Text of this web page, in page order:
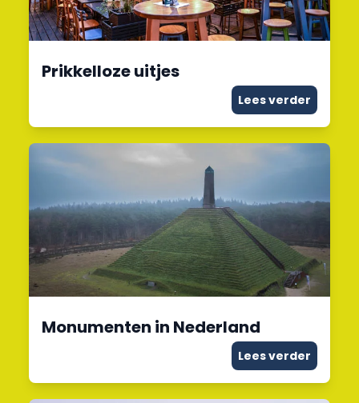
Prikkelloze uitjes
Lees verder
Monumenten in Nederland
Lees verder